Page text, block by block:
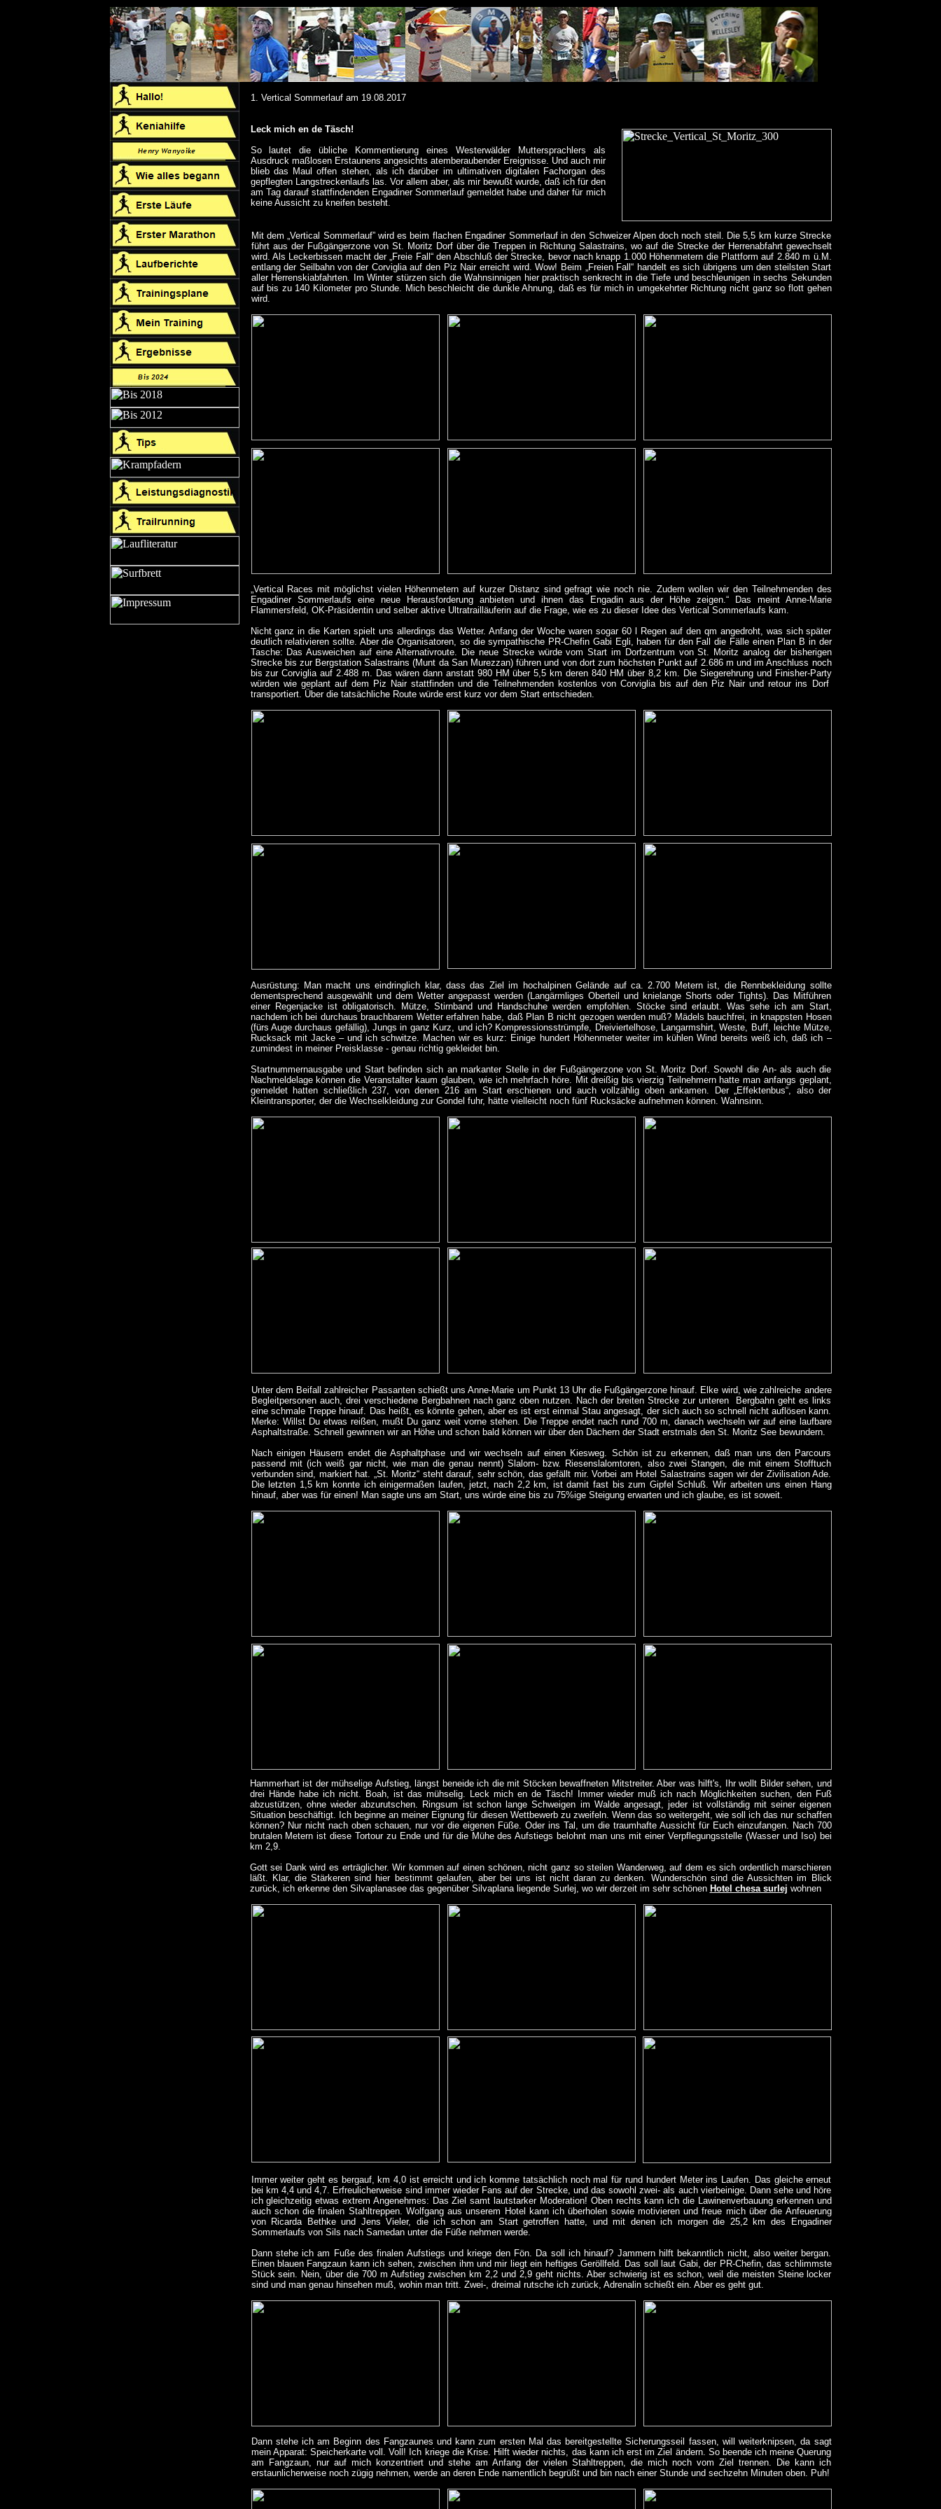
1. Vertical Sommerlauf am 19.08.2017
Leck mich en de Täsch!
So lautet die übliche Kommentierung eines Westerwälder Muttersprachlers als
Ausdruck maßlosen Erstaunens angesichts atemberaubender Ereignisse. Und auch mir
blieb das Maul offen stehen, als ich darüber im ultimativen digitalen Fachorgan des
gepflegten Langstreckenlaufs las. Vor allem aber, als mir bewußt wurde, daß ich für den
am Tag darauf stattfindenden Engadiner Sommerlauf gemeldet habe und daher für mich
keine Aussicht zu kneifen besteht.
Mit dem „Vertical Sommerlauf” wird es beim flachen Engadiner Sommerlauf in den Schweizer Alpen doch noch steil. Die 5,5 km kurze Strecke
führt aus der Fußgängerzone von St. Moritz Dorf über die Treppen in Richtung Salastrains, wo auf die Strecke der Herrenabfahrt gewechselt
wird. Als Leckerbissen macht der „Freie Fall“ den Abschluß der Strecke, bevor nach knapp 1.000 Höhenmetern die Plattform auf 2.840 m ü.M.
entlang der Seilbahn von der Corviglia auf den Piz Nair erreicht wird. Wow! Beim „Freien Fall“ handelt es sich übrigens um den steilsten Start
aller Herrenskiabfahrten. Im Winter stürzen sich die Wahnsinnigen hier praktisch senkrecht in die Tiefe und beschleunigen in sechs Sekunden
auf bis zu 140 Kilometer pro Stunde. Mich beschleicht die dunkle Ahnung, daß es für mich in umgekehrter Richtung nicht ganz so flott gehen
wird.
„Vertical Races mit möglichst vielen Höhenmetern auf kurzer Distanz sind gefragt wie noch nie. Zudem wollen wir den Teilnehmenden des
Engadiner Sommerlaufs eine neue Herausforderung anbieten und ihnen das Engadin aus der Höhe zeigen.“ Das meint Anne-Marie
Flammersfeld, OK-Präsidentin und selber aktive Ultratrailläuferin auf die Frage, wie es zu dieser Idee des Vertical Sommerlaufs kam.
Nicht ganz in die Karten spielt uns allerdings das Wetter. Anfang der Woche waren sogar 60 l Regen auf den qm angedroht, was sich später
deutlich relativieren sollte. Aber die Organisatoren, so die sympathische PR-Chefin Gabi Egli, haben für den Fall die Fälle einen Plan B in der
Tasche: Das Ausweichen auf eine Alternativroute. Die neue Strecke würde vom Start im Dorfzentrum von St. Moritz analog der bisherigen
Strecke bis zur Bergstation Salastrains (Munt da San Murezzan) führen und von dort zum höchsten Punkt auf 2.686 m und im Anschluss noch
bis zur Corviglia auf 2.488 m. Das wären dann anstatt 980 HM über 5,5 km deren 840 HM über 8,2 km. Die Siegerehrung und Finisher-Party
würden wie geplant auf dem Piz Nair stattfinden und die Teilnehmenden kostenlos von Corviglia bis auf den Piz Nair und retour ins Dorf
transportiert. Über die tatsächliche Route würde erst kurz vor dem Start entschieden.
Ausrüstung: Man macht uns eindringlich klar, dass das Ziel im hochalpinen Gelände auf ca. 2.700 Metern ist, die Rennbekleidung sollte
dementsprechend ausgewählt und dem Wetter angepasst werden (Langärmliges Oberteil und knielange Shorts oder Tights). Das Mitführen
einer Regenjacke ist obligatorisch. Mütze, Stirnband und Handschuhe werden empfohlen. Stöcke sind erlaubt. Was sehe ich am Start,
nachdem ich bei durchaus brauchbarem Wetter erfahren habe, daß Plan B nicht gezogen werden muß? Mädels bauchfrei, in knappsten Hosen
(fürs Auge durchaus gefällig), Jungs in ganz Kurz, und ich? Kompressionsstrümpfe, Dreiviertelhose, Langarmshirt, Weste, Buff, leichte Mütze,
Rucksack mit Jacke – und ich schwitze. Machen wir es kurz: Einige hundert Höhenmeter weiter im kühlen Wind bereits weiß ich, daß ich –
zumindest in meiner Preisklasse - genau richtig gekleidet bin.
Startnummernausgabe und Start befinden sich an markanter Stelle in der Fußgängerzone von St. Moritz Dorf. Sowohl die An- als auch die
Nachmeldelage können die Veranstalter kaum glauben, wie ich mehrfach höre. Mit dreißig bis vierzig Teilnehmern hatte man anfangs geplant,
gemeldet hatten schließlich 237, von denen 216 am Start erschienen und auch vollzählig oben ankamen. Der „Effektenbus“, also der
Kleintransporter, der die Wechselkleidung zur Gondel fuhr, hätte vielleicht noch fünf Rucksäcke aufnehmen können. Wahnsinn.
Unter dem Beifall zahlreicher Passanten schießt uns Anne-Marie um Punkt 13 Uhr die Fußgängerzone hinauf. Elke wird, wie zahlreiche andere
Begleitpersonen auch, drei verschiedene Bergbahnen nach ganz oben nutzen. Nach der breiten Strecke zur unteren Bergbahn geht es links
eine schmale Treppe hinauf. Das heißt, es könnte gehen, aber es ist erst einmal Stau angesagt, der sich auch so schnell nicht auflösen kann.
Merke: Willst Du etwas reißen, mußt Du ganz weit vorne stehen. Die Treppe endet nach rund 700 m, danach wechseln wir auf eine laufbare
Asphaltstraße. Schnell gewinnen wir an Höhe und schon bald können wir über den Dächern der Stadt erstmals den St. Moritz See bewundern.
Nach einigen Häusern endet die Asphaltphase und wir wechseln auf einen Kiesweg. Schön ist zu erkennen, daß man uns den Parcours
passend mit (ich weiß gar nicht, wie man die genau nennt) Slalom- bzw. Riesenslalomtoren, also zwei Stangen, die mit einem Stofftuch
verbunden sind, markiert hat. „St. Moritz“ steht darauf, sehr schön, das gefällt mir. Vorbei am Hotel Salastrains sagen wir der Zivilisation Ade.
Die letzten 1,5 km konnte ich einigermaßen laufen, jetzt, nach 2,2 km, ist damit fast bis zum Gipfel Schluß. Wir arbeiten uns einen Hang
hinauf, aber was für einen! Man sagte uns am Start, uns würde eine bis zu 75%ige Steigung erwarten und ich glaube, es ist soweit.
Hammerhart ist der mühselige Aufstieg, längst beneide ich die mit Stöcken bewaffneten Mitstreiter. Aber was hilft's, Ihr wollt Bilder sehen, und
drei Hände habe ich nicht. Boah, ist das mühselig. Leck mich en de Täsch! Immer wieder muß ich nach Möglichkeiten suchen, den Fuß
abzustützen, ohne wieder abzurutschen. Ringsum ist schon lange Schweigen im Walde angesagt, jeder ist vollständig mit seiner eigenen
Situation beschäftigt. Ich beginne an meiner Eignung für diesen Wettbewerb zu zweifeln. Wenn das so weitergeht, wie soll ich das nur schaffen
können? Nur nicht nach oben schauen, nur vor die eigenen Füße. Oder ins Tal, um die traumhafte Aussicht für Euch einzufangen. Nach 700
brutalen Metern ist diese Tortour zu Ende und für die Mühe des Aufstiegs belohnt man uns mit einer Verpflegungsstelle (Wasser und Iso) bei
km 2,9.
Gott sei Dank wird es erträglicher. Wir kommen auf einen schönen, nicht ganz so steilen Wanderweg, auf dem es sich ordentlich marschieren
läßt. Klar, die Stärkeren sind hier bestimmt gelaufen, aber bei uns ist nicht daran zu denken. Wunderschön sind die Aussichten im Blick
zurück, ich erkenne den Silvaplanasee das gegenüber Silvaplana liegende Surlej, wo wir derzeit im sehr schönen Hotel chesa surlej wohnen
Immer weiter geht es bergauf, km 4,0 ist erreicht und ich komme tatsächlich noch mal für rund hundert Meter ins Laufen. Das gleiche erneut
bei km 4,4 und 4,7. Erfreulicherweise sind immer wieder Fans auf der Strecke, und das sowohl zwei- als auch vierbeinige. Dann sehe und höre
ich gleichzeitig etwas extrem Angenehmes: Das Ziel samt lautstarker Moderation! Oben rechts kann ich die Lawinenverbauung erkennen und
auch schon die finalen Stahltreppen. Wolfgang aus unserem Hotel kann ich überholen sowie motivieren und freue mich über die Anfeuerung
von Ricarda Bethke und Jens Vieler, die ich schon am Start getroffen hatte, und mit denen ich morgen die 25,2 km des Engadiner
Sommerlaufs von Sils nach Samedan unter die Füße nehmen werde.
Dann stehe ich am Fuße des finalen Aufstiegs und kriege den Fön. Da soll ich hinauf? Jammern hilft bekanntlich nicht, also weiter bergan.
Einen blauen Fangzaun kann ich sehen, zwischen ihm und mir liegt ein heftiges Geröllfeld. Das soll laut Gabi, der PR-Chefin, das schlimmste
Stück sein. Nein, über die 700 m Aufstieg zwischen km 2,2 und 2,9 geht nichts. Aber schwierig ist es schon, weil die meisten Steine locker
sind und man genau hinsehen muß, wohin man tritt. Zwei-, dreimal rutsche ich zurück, Adrenalin schießt ein. Aber es geht gut.
Dann stehe ich am Beginn des Fangzaunes und kann zum ersten Mal das bereitgestellte Sicherungsseil fassen, will weiterknipsen, da sagt
mein Apparat: Speicherkarte voll. Voll! Ich kriege die Krise. Hilft wieder nichts, das kann ich erst im Ziel ändern. So beende ich meine Querung
am Fangzaun, nur auf mich konzentriert und stehe am Anfang der vielen Stahltreppen, die mich noch vom Ziel trennen. Die kann ich
erstaunlicherweise noch zügig nehmen, werde an deren Ende namentlich begrüßt und bin nach einer Stunde und sechzehn Minuten oben. Puh!